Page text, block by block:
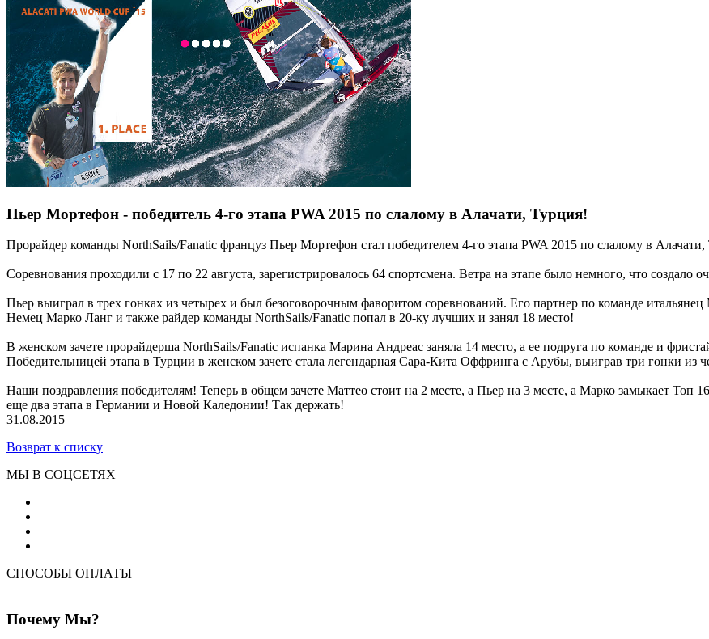
Пьер Мортефон - победитель 4-го этапа PWA 2015 по слалому в Алачати, Турция!
Прорайдер команды NorthSails/Fanatic француз Пьер Мортефон стал победителем 4-го этапа PWA 2015 по слалому в Алачати,
Соревнования проходили с 17 по 22 августа, зарегистрировалось 64 спортсмена. Ветра на этапе было немного, что создало
Пьер выиграл в трех гонках из четырех и был безоговорочным фаворитом соревнований. Его партнер по команде
Немец Марко Ланг и также райдер команды NorthSails/Fanatic попал в 20-ку лучших и занял 18 место!
В женском зачете прорайдерша NorthSails/Fanatic испанка Марина Андреас заняла 14 место, а ее подруга по команде и
Победительницей этапа в Турции в женском зачете стала легендарная Сара-Кита Оффринга с Арубы, выиграв три гонки из
Наши поздравления победителям! Теперь в общем зачете Маттео стоит на 2 месте, а Пьер на 3 месте, а Марко замыкает
еще два этапа в Германии и Новой Каледонии! Так держать!
31.08.2015
Возврат к списку
МЫ В СОЦСЕТЯХ
СПОСОБЫ ОПЛАТЫ
Почему Мы?